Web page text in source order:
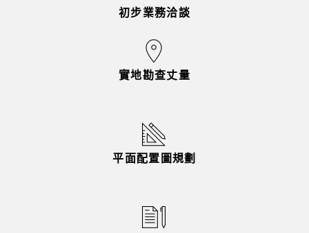
初步業務洽談
實地勘查丈量
平面配置圖規劃